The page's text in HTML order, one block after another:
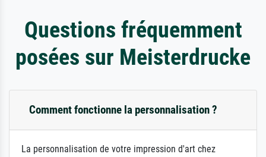
Questions fréquemment
posées sur Meisterdrucke
Comment fonctionne la personnalisation ?
La personnalisation de votre impression d'art chez